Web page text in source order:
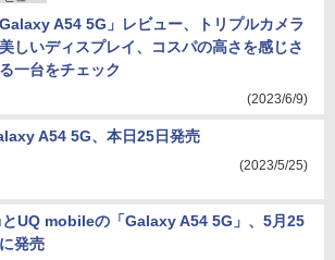
Galaxy A54 5G」レビュー、トリプルカメラ
しいディスプレイ、コスパの高さを感じさ
一台をチェック
(2023/6/9)
A54 5G、本日25日発売
(2023/5/25)
UQ mobileの「Galaxy A54 5G」、5月25
発売